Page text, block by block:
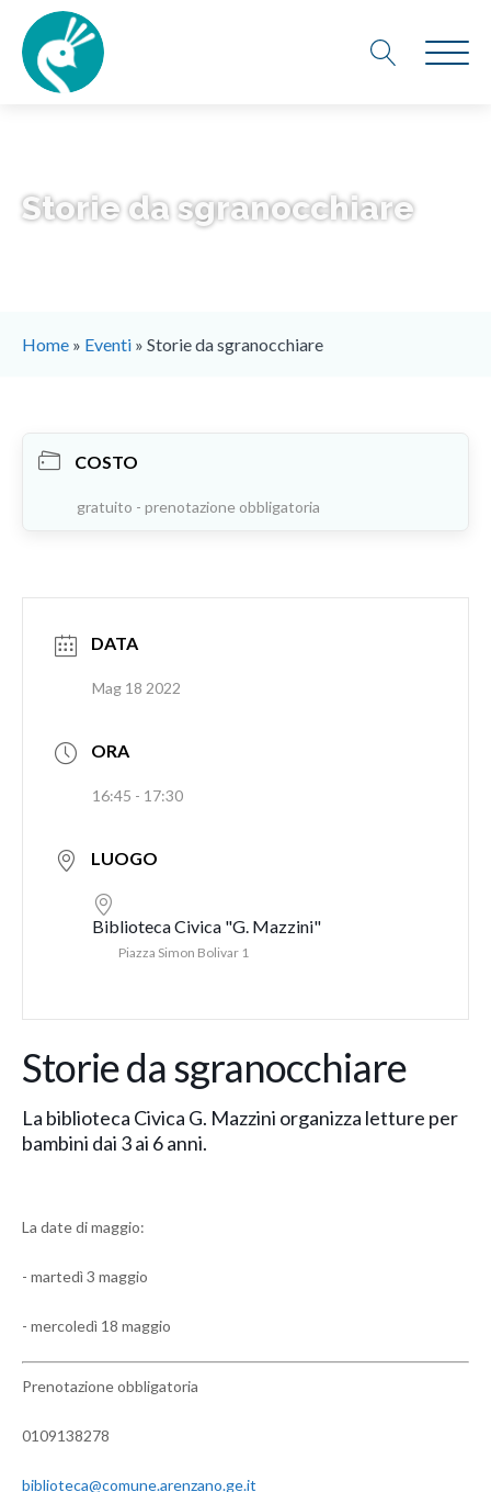
Storie da sgranocchiare
Home » Eventi » Storie da sgranocchiare
COSTO
gratuito - prenotazione obbligatoria
DATA
Mag 18 2022
ORA
16:45 - 17:30
LUOGO
Biblioteca Civica "G. Mazzini"
Piazza Simon Bolivar 1
Storie da sgranocchiare
La biblioteca Civica G. Mazzini organizza letture per
bambini dai 3 ai 6 anni.
La date di maggio:
- martedì 3 maggio
- mercoledì 18 maggio
Prenotazione obbligatoria
0109138278
biblioteca@comune.arenzano.ge.it